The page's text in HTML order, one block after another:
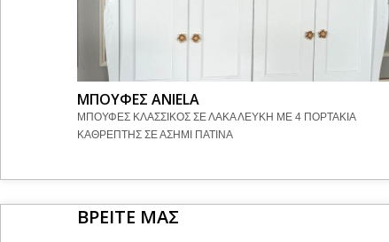
ΜΠΟΥΦΕΣ ANIELA
ΜΠΟΥΦΕΣ ΚΛΑΣΣΙΚΟΣ ΣΕ ΛΑΚΑ ΛΕΥΚΗ ΜΕ 4 ΠΟΡΤΑΚΙΑ
ΚΑΘΡΕΠΤΗΣ ΣΕ ΑΣΗΜΙ ΠΑΤΙΝΑ
ΒΡΕΙΤΕ ΜΑΣ